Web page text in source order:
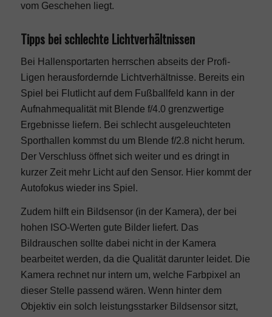
vom Geschehen liegt.
Tipps bei schlechte Lichtverhältnissen
Bei Hallensportarten herrschen abseits der Profi-
Ligen herausfordernde
Lichtverhältnisse. Bereits ein
Spiel bei Flutlicht auf dem Fußballfeld kann in der
Aufnahmequalität mit Blende f/4.0 grenzwertige
Ergebnisse liefern. Bei schlecht ausgeleuchteten
Sporthallen kommst du um Blende f/2.8 nicht herum.
Der Verschluss öffnet sich weiter und es dringt in
kurzer Zeit mehr Licht auf den Sensor. Hier kommt der
Autofokus wieder ins Spiel.
Zudem hilft ein Bildsensor (in der Kamera), der bei
hohen ISO-Werten gute Bilder liefert. Das
Bildrauschen sollte dabei nicht in der Kamera
bearbeitet werden, da die Qualität darunter leidet. Die
Kamera rechnet nur intern um, welche Farbpixel an
dieser Stelle passend wären. Wenn hinter dem
Objektiv ein solch leistungsstarker Bildsensor sitzt,